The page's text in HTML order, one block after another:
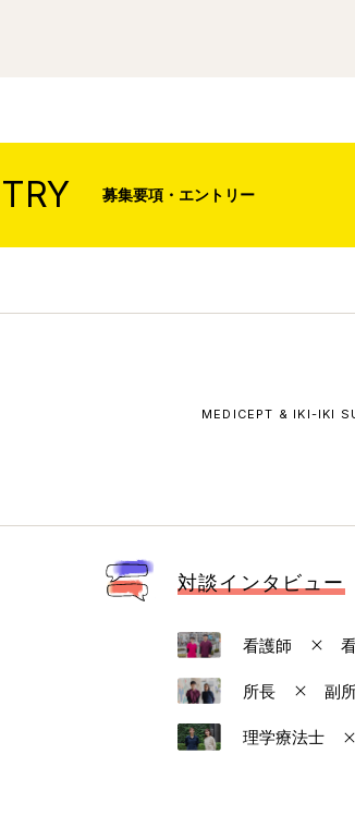
募集要項・エントリー
MEDICEPT & IKI-IKI
対談インタビュー
看護師
所長 副
理学療法士